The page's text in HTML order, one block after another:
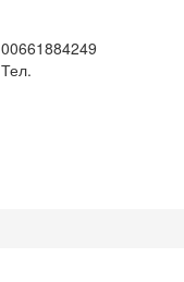
00661884249
Тел.